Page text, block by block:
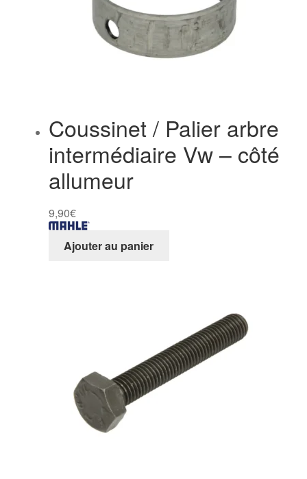
Coussinet / Palier arbre
intermédiaire Vw – côté
allumeur
9,90€
Ajouter au panier